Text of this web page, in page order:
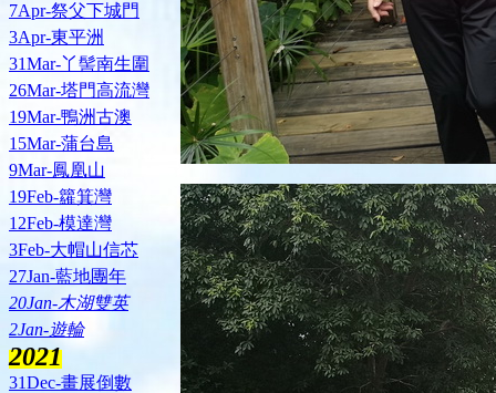
7Apr-祭父下城門
3Apr-東平洲
31Mar-丫髻南生圍
26Mar-塔門高流灣
19Mar-鴨洲古澳
15Mar-蒲台島
9Mar-鳳凰山
19Feb-籮箕灣
12Feb-模達灣
3Feb-大帽山信芯
27Jan-藍地團年
20Jan-木湖雙英
2Jan-遊輪
2021
31Dec-畫展倒數